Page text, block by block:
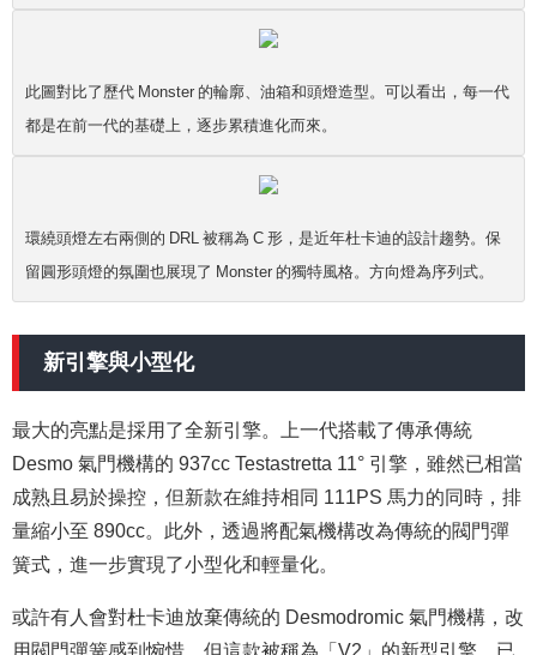
此圖對比了歷代 Monster 的輪廓、油箱和頭燈造型。可以看出，每一代
都是在前一代的基礎上，逐步累積進化而來。
環繞頭燈左右兩側的 DRL 被稱為 C 形，是近年杜卡迪的設計趨勢。保
留圓形頭燈的氛圍也展現了 Monster 的獨特風格。方向燈為序列式。
新引擎與小型化
最大的亮點是採用了全新引擎。上一代搭載了傳承傳統
Desmo 氣門機構的 937cc Testastretta 11° 引擎，雖然已相當
成熟且易於操控，但新款在維持相同 111PS 馬力的同時，排
量縮小至 890cc。此外，透過將配氣機構改為傳統的閥門彈
簧式，進一步實現了小型化和輕量化。
或許有人會對杜卡迪放棄傳統的 Desmodromic 氣門機構，改
用閥門彈簧感到惋惜，但這款被稱為「V2」的新型引擎，已